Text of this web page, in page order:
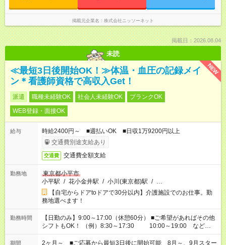
掲載元企業名 株式会社ニッソーネット
掲載日：2026.08.04
未読
NEW
≪最短3日後開始OK！≫体温・血圧の記録メイ
ン＊看護師資格で高収入Get！
派遣 職種未経験OK 社会人未経験OK
ブランクOK
WEB登録・面接OK
給与
時給2400円～ ■週払いOK ■日収1万9200円以上
交通費別途支給あり
交通費 交通費全額支給
勤務地
東京都小平市
小平駅 / 花小金井駅 / 小川(東京都)駅 / …
【自宅からドアtoドアで30分以内】介護施設でのお仕事。勤
務地選べます！
勤務時間
【日勤のみ】9:00～17:00（休憩60分） ■ご希望があればその他
シフトもOK！ （例）8:30～17:30 10:00～19:00 など
「家族とお休みを合わせたい」 「できれば残業はしたくない」
など、あなたのご希望に沿ったお仕事をご紹介します！ ※Wワ
期間 2ヶ月～ ■ご応募から最短3日後に開始可能 8月～、9月スター